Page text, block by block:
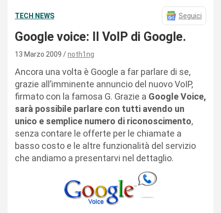
TECH NEWS Seguici
Google voice: Il VoIP di Google.
13 Marzo 2009 noth1ng
Ancora una volta è Google a far parlare di se,
grazie all’imminente annuncio del nuovo VoIP,
firmato con la famosa G. Grazie a Google Voice,
sarà possibile parlare con tutti avendo un
unico e semplice numero di riconoscimento,
senza contare le offerte per le chiamate a
basso costo e le altre funzionalità del servizio
che andiamo a presentarvi nel dettaglio.